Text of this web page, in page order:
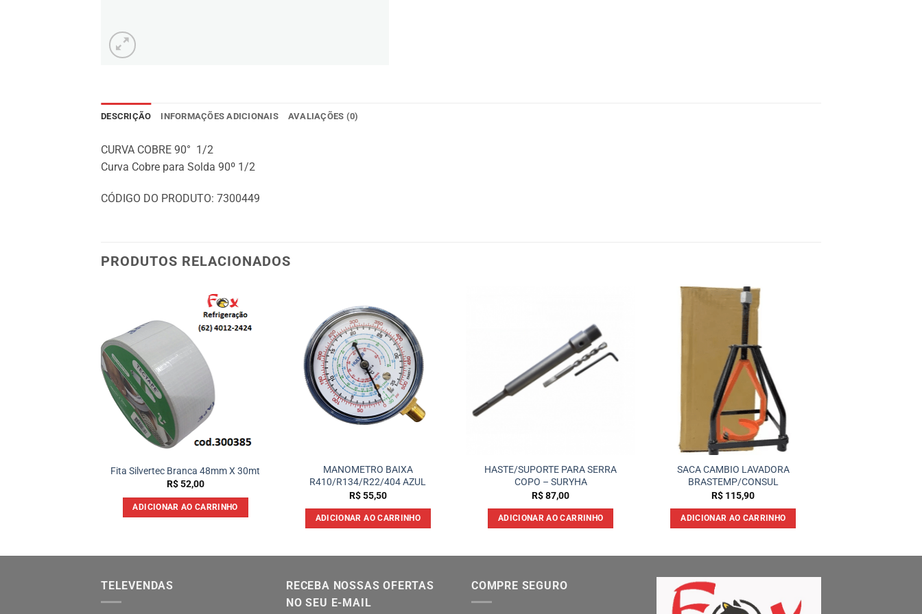
DESCRIÇÃO INFORMAÇÕES ADICIONAIS AVALIAÇÕES (0)
CURVA COBRE 90° 1/2
Curva Cobre para Solda 90º 1/2
CÓDIGO DO PRODUTO: 7300449
PRODUTOS RELACIONADOS
Fita Silvertec Branca 48mm X 30mt
R$52,00
ADICIONAR AO CARRINHO
MANOMETRO BAIXA
R410/R134/R22/404 AZUL
R$55,50
ADICIONAR AO CARRINHO
HASTE/SUPORTE PARA SERRA
COPO – SURYHA
R$87,00
ADICIONAR AO CARRINHO
SACA CAMBIO LAVADORA
BRASTEMP/CONSUL
R$ 115,90
ADICIONAR AO CARRINHO
TELEVENDAS
RECEBA NOSSAS OFERTAS
NO SEU E-MAIL
COMPRE SEGURO